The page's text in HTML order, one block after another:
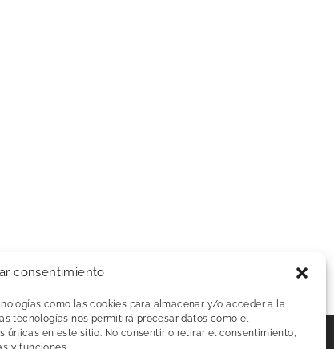
consentimiento
como las cookies para almacenar y/o acceder a la
tecnologías nos permitirá procesar datos como el
en este sitio. No consentir o retirar el consentimiento,